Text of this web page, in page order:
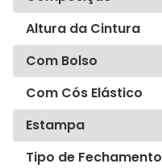
Altura da Cintura
Com Bolso
Com Cós Elástico
Estampa
Tipo de Fechamento